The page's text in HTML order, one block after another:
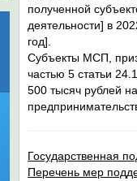
полученной
деятельности] в
год].
Субъекты МСП,
частью 5 статьи
500 тысяч рублей
Государственная
Перечень мер